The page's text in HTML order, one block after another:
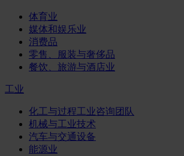
体育业
媒体和娱乐业
消费品
零售、服装与奢侈品
餐饮、旅游与酒店业
工业
化工与过程工业咨询团队
机械与工业技术
汽车与交通设备
能源业